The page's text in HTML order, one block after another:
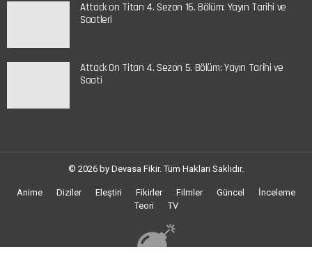
Attack on Titan 4. Sezon 16. Bölüm: Yayın Tarihi ve
Saatleri
Attack On Titan 4. Sezon 5. Bölüm: Yayın Tarihi ve
Saati
© 2026 by Devasa Fikir. Tüm Hakları Saklıdır.
Anime Diziler Eleştiri Fikirler Filmler Güncel
İnceleme
Teori
TV